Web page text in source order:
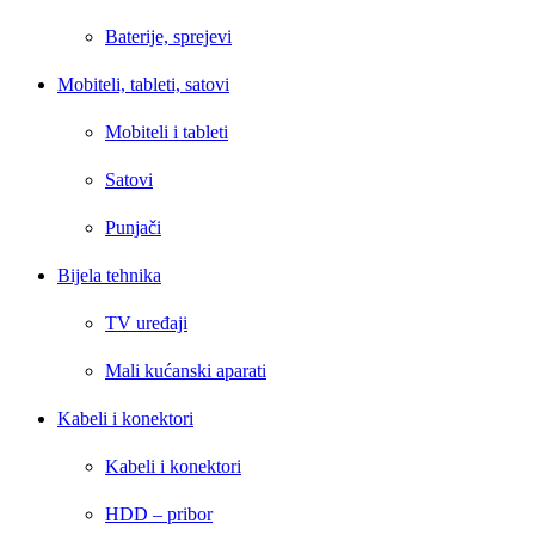
Baterije, sprejevi
Mobiteli, tableti, satovi
Mobiteli i tableti
Satovi
Punjači
Bijela tehnika
TV uređaji
Mali kućanski aparati
Kabeli i konektori
Kabeli i konektori
HDD – pribor